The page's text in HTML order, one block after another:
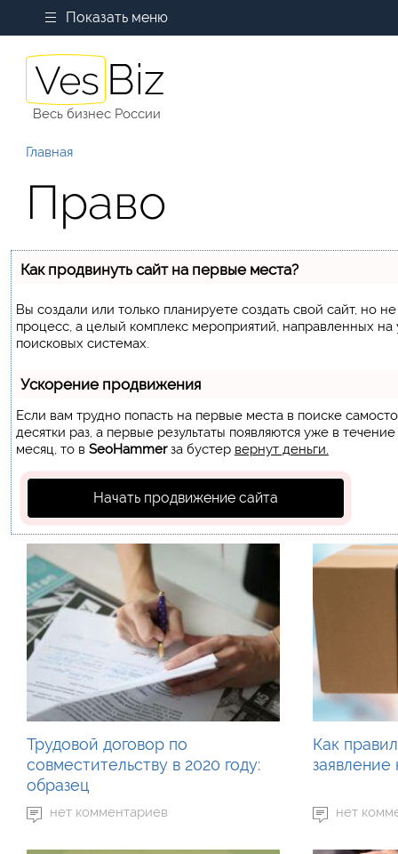
Показать меню
Весь бизнес России
Главная
Право
Как продвинуть сайт на первые места?
Вы создали или только планируете создать свой сайт, но
процесс, а целый комплекс мероприятий, направленных
поисковых системах.
Ускорение продвижения
Если вам трудно попасть на первые места в поиске
десятки раз, а первые результаты появляются уже в
месяц, то в SeoHammerза бустер вернут деньги.
Начать продвижение сайта
Трудовой договор по
совместительству в 2020 году:
образец
нет комментариев
Как
заявление
нет